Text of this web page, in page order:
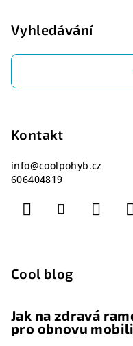
Vyhledávání
Kontakt
info@coolpohyb.cz
606404819
Cool blog
Jak na zdravá
pro obnovu